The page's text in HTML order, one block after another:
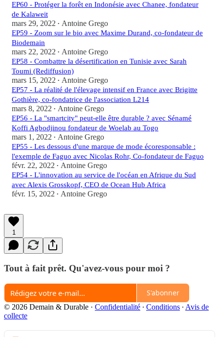
EP60 - Protéger la forêt en Indonésie avec Chanee, fondateur
de Kalaweit
mars 29, 2022 • Antoine Grego
EP59 - Zoom sur le bio avec Maxime Durand, co-fondateur de
Biodemain
mars 22, 2022 • Antoine Grego
EP58 - Combattre la désertification en Tunisie avec Sarah
Toumi (Rediffusion)
mars 15, 2022 • Antoine Grego
EP57 - La réalité de l'élevage intensif en France avec Brigitte
Gothière, co-fondatrice de l'association L214
mars 8, 2022 • Antoine Grego
EP56 - La "smartcity" peut-elle être durable ? avec Sénamé
Koffi Agbodjinou fondateur de Woelab au Togo
mars 1, 2022 • Antoine Grego
EP55 - Les dessous d'une marque de mode écoresponsable :
l'exemple de Faguo avec Nicolas Rohr, Co-fondateur de Faguo
févr. 22, 2022 • Antoine Grego
EP54 - L'innovation au service de l'océan en Afrique du Sud
avec Alexis Grosskopf, CEO de Ocean Hub Africa
févr. 15, 2022 • Antoine Grego
1
Tout à fait prêt. Qu'avez-vous pour moi ?
S'abonner
© 2026 Demain & Durable · Confidentialité ∙ Conditions ∙ Avis de
collecte